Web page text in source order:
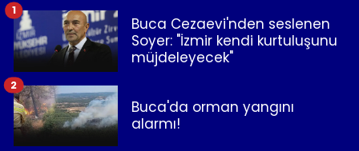
Buca Cezaevi'nden seslenen
Soyer: "İzmir kendi kurtuluşunu
müjdeleyecek"
1
Buca'da orman yangını
alarmı!
2